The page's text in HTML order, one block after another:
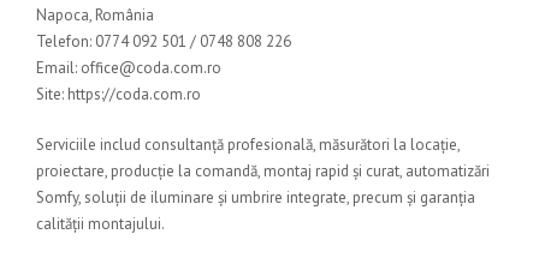
Napoca, România
Telefon: 0774 092 501 / 0748 808 226
Email: office@coda.com.ro
Site: https://coda.com.ro
Serviciile includ consultanță profesională, măsurători la locație,
proiectare, producție la comandă, montaj rapid și curat, automatizări
Somfy, soluții de iluminare și umbrire integrate, precum și garanția
calității montajului.